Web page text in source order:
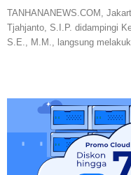
TANHANANEWS.COM,
Tjahjanto, S.I.P. didampingi
S.E., M.M., langsung